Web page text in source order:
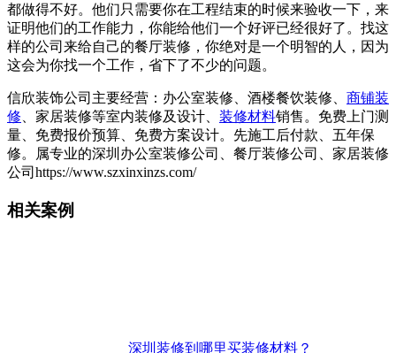
都做得不好。他们只需要你在工程结束的时候来验收一下，来
证明他们的工作能力，你能给他们一个好评已经很好了。找这
样的公司来给自己的餐厅装修，你绝对是一个明智的人，因为
这会为你找一个工作，省下了不少的问题。
信欣装饰公司主要经营：办公室装修、酒楼餐饮装修、 商铺装
修 、家居装修等室内装修及设计、 装修材料销售。免费上门测
量、免费报价预算、免费方案设计。先施工后付款、五年保
修。属专业的深圳办公室装修公司、餐厅装修公司、家居装修
公司https://www.szxinxinzs.com/
相关案例
深圳装修到哪里买装修材料？